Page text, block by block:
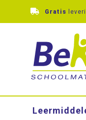
Gratis